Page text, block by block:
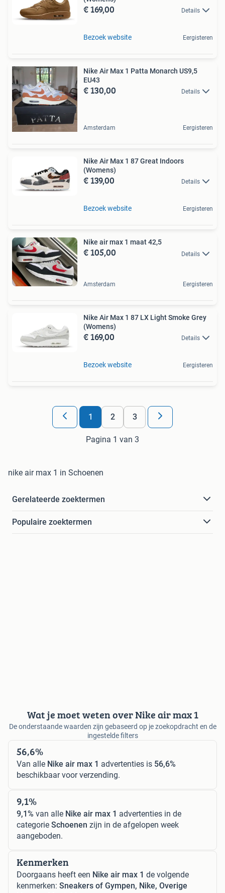
€ 169,00 Details
Bezoek website Eergisteren
Nike Air Max 1 Patta Monarch US9,5
EU43
€ 130,00 Details
Amsterdam Eergisteren
Nike Air Max 1 87 Great Indoors
(Womens)
€ 139,00 Details
Bezoek website Eergisteren
Nike air max 1 maat 42,5
€ 105,00 Details
Amsterdam Eergisteren
Nike Air Max 1 87 LX Light Smoke Grey
(Womens)
€ 169,00 Details
Bezoek website Eergisteren
1 2 3
Pagina 1 van 3
nike air max 1 in Schoenen
Gerelateerde zoektermen
Populaire zoektermen
Wat je moet weten over Nike air max 1
De onderstaande waarden zijn gebaseerd op je zoekopdracht en de
ingestelde filters
56,6%
Van alle Nike air max 1 advertenties is 56,6%
beschikbaar voor verzending.
9,1%
9,1% van alle Nike air max 1 advertenties in de
categorie Schoenen zijn in de afgelopen week
aangeboden.
Kenmerken
Doorgaans heeft een Nike air max 1 de volgende
kenmerken: Sneakers of Gympen, Nike, Overige